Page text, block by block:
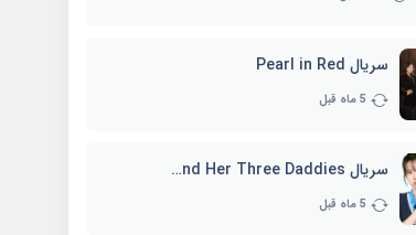
سریال Pearl in Red
5 ماه قبل
سریال Marie and Her Three Daddies
5 ماه قبل